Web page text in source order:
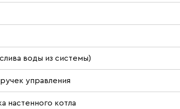
воды из системы)
управления
настенного котла